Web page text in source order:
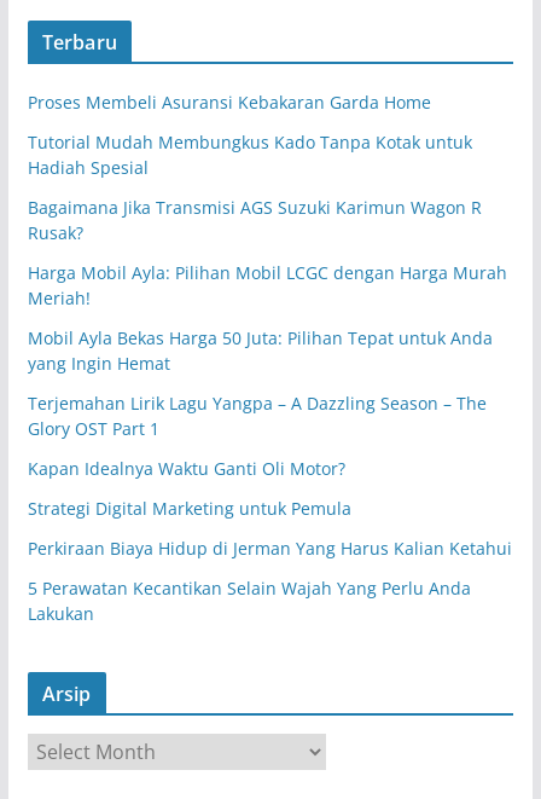
Terbaru
Proses Membeli Asuransi Kebakaran Garda Home
Tutorial Mudah Membungkus Kado Tanpa Kotak untuk
Hadiah Spesial
Bagaimana Jika Transmisi AGS Suzuki Karimun Wagon R
Rusak?
Harga Mobil Ayla: Pilihan Mobil LCGC dengan Harga Murah
Meriah!
Mobil Ayla Bekas Harga 50 Juta: Pilihan Tepat untuk Anda
yang Ingin Hemat
Terjemahan Lirik Lagu Yangpa – A Dazzling Season – The
Glory OST Part 1
Kapan Idealnya Waktu Ganti Oli Motor?
Strategi Digital Marketing untuk Pemula
Perkiraan Biaya Hidup di Jerman Yang Harus Kalian Ketahui
5 Perawatan Kecantikan Selain Wajah Yang Perlu Anda
Lakukan
Arsip
r